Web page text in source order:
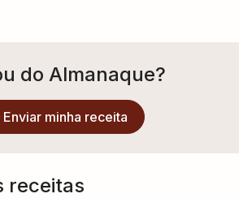
do Almanaque?
Enviar minha receita
receitas